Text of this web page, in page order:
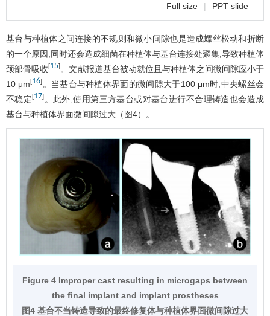
Full size | PPT slide
基台与种植体之间连接的不规则和微小间隙也是造成螺丝松动和折断
的一个原因,同时还会造成细菌在种植体与基台连接处聚集,导致种植体
颈部骨吸收[15] 。文献报道基台被动就位且与种植体之间微间隙应小于
10 μm[16] 。当基台与种植体界面的微间隙大于100 μm时,中央螺丝会
不稳定[17] 。此外,使用第三方基台或对基台进行不合理铸造也会造成
基台与种植体界面微间隙过大（ 图4）。
Figure 4 Improper cast resulting in microgaps between
the final implant and implant prostheses
图4 基台不当铸造导致的最终修复体与种植体界面微间隙过大